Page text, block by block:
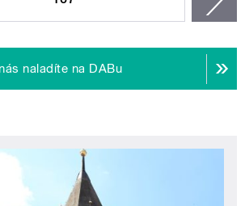
naladíte na DABu